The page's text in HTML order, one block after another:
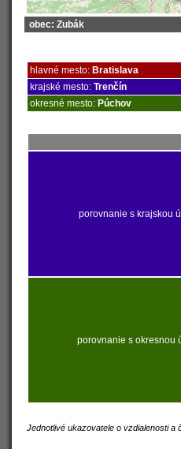
obec: Zubák
hlavné mesto: Bratislava
krajské mesto: Trenčín
okresné mesto: Púchov
porovnanie s krajskou
porovnanie s okresnou
Jednotlivé ukazovatele o vzdialenosti